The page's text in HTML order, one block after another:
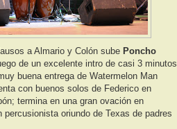
a Almario y Colón sube Poncho
de un excelente intro de casi 3 minutos
buena entrega de Watermelon Man
con buenos solos de Federico en
termina en una gran ovación en
percusionista oriundo de Texas de padres